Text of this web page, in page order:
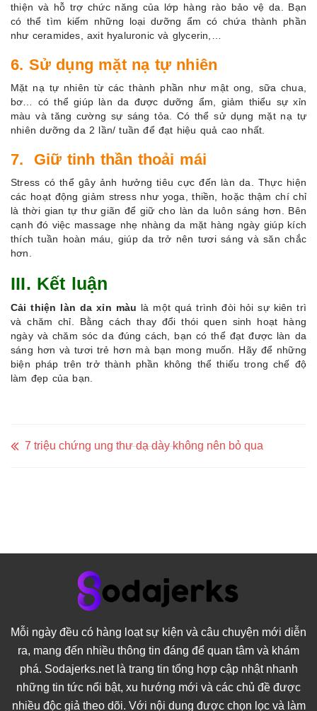
thiện và hỗ trợ chức năng của lớp hàng rào bảo vệ da. Bạn
có thể tìm kiếm những loại dưỡng ẩm có chứa thành phần
như ceramides, axit hyaluronic và glycerin,…
6. Sử dụng mặt nạ tự nhiên
Mặt nạ tự nhiên từ các thành phần như mật ong, sữa chua,
bơ… có thể giúp làn da được dưỡng ẩm, giảm thiểu sự xỉn
màu và tăng cường sự sáng tỏa. Có thể sử dụng mặt nạ tự
nhiên dưỡng da 2 lần/ tuần để đạt hiệu quả cao nhất.
7. Giữ tinh thần thoải mái
Stress có thể gây ảnh hưởng tiêu cực đến làn da. Thực hiện
các hoạt động giảm stress như yoga, thiền, hoặc thậm chí chỉ
là thời gian tự thư giãn để giữ cho làn da luôn sáng hơn. Bên
cạnh đó việc massage nhẹ nhàng da mặt hàng ngày giúp kích
thích tuần hoàn máu, giúp da trở nên tươi sáng và săn chắc
hơn.
III. Kết luận
Cải thiện làn da xỉn màu là một quá trình đòi hỏi sự kiên trì
và chăm chỉ. Bằng cách thay đổi thói quen sinh hoạt hàng
ngày và chăm sóc da đúng cách, bạn có thể đạt được làn da
sáng hơn và tươi trẻ hơn mà bạn mong muốn. Hãy để những
biện pháp trên trở thành phần không thể thiếu trong chế độ
làm đẹp của bạn.
7 triệu chứng ung thư dạ dày không nên bỏ qua
Mỗi ngày đều có hàng loạt sự kiện và câu chuyện mới diễn
ra, mang đến nhiều thông tin đáng để quan tâm và khám
phá. Sodajerks.net là trang tin tổng hợp cập nhật nhanh
những tin tức nổi bật, xu hướng mới và các chủ đề được
nhiều độc giả theo dõi. Với nội dung được chọn lọc và làm